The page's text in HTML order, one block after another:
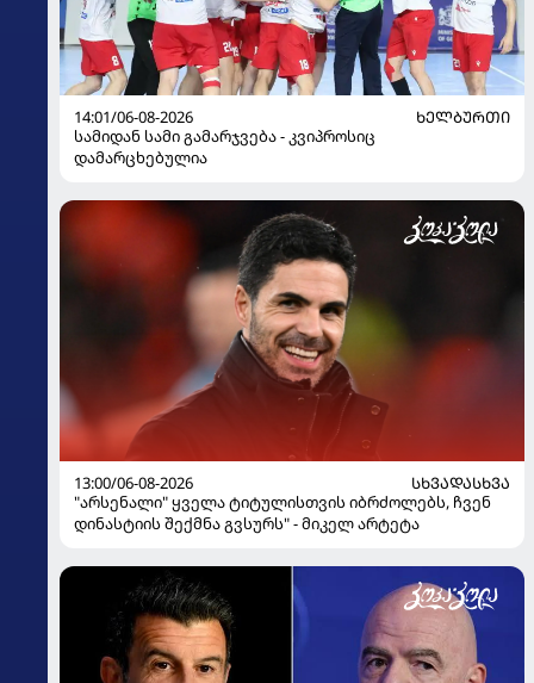
14:01/06-08-2026
ᲮᲔᲚᲑᲣᲠᲗᲘ
სამიდან სამი გამარჯვება - კვიპროსიც
დამარცხებულია
13:00/06-08-2026
ᲡᲮᲕᲐᲓᲐᲡᲮᲕᲐ
"არსენალი" ყველა ტიტულისთვის იბრძოლებს, ჩვენ
დინასტიის შექმნა გვსურს" - მიკელ არტეტა